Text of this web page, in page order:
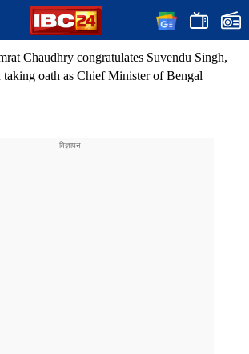
Chaudhry congratulates Suvendu Singh,
taking oath as Chief Minister of Bengal